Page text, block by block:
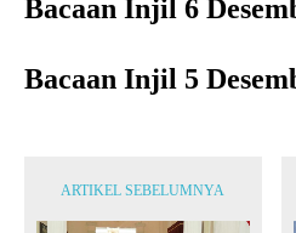
Bacaan Injil 6
Bacaan Injil 5
ARTIKEL SEBELUMNYA